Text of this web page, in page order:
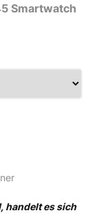
Smartwatch
handelt es sich